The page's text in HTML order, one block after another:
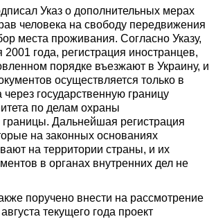
Указ о дополнительных мерах
человека на свободу передвижения
места проживания. Согласно Указу,
года, регистрация иностранцев,
порядке въезжают в Украину, и
осуществляется только в
через государственную границу
по делам охраны
границы. Дальнейшая регистрация
на законных основаниях
на территории страны, и их
в органах внутренних дел не
поручено внести на рассмотрение
текущего года проект